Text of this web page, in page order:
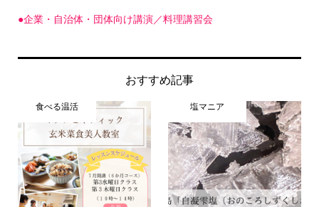
●企業・自治体・団体向け講演／料理講習会
おすすめ記事
食べる温活 塩マニア